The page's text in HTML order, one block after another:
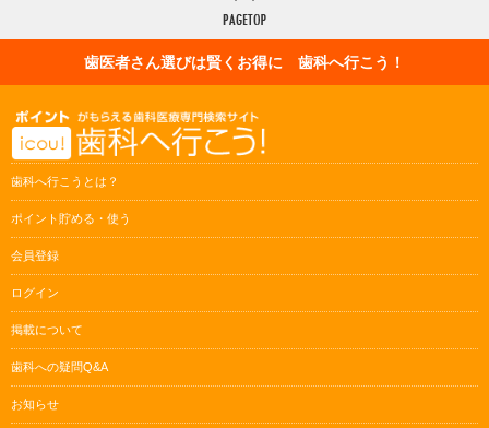
歯医者さん選びは賢くお得に 歯科へ行こう！
歯科へ行こうとは？
ポイント貯める・使う
会員登録
ログイン
掲載について
歯科への疑問Q&A
お知らせ